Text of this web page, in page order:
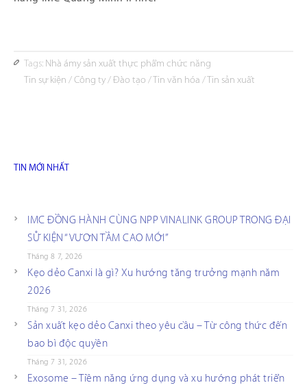
Tags: Nhà ámy sản xuất thực phẩm chức năng
Tin sự kiện /Công ty/Đào tạo /Tin văn hóa /Tin sản xuất
TIN MỚI NHẤT
IMC ĐỒNG HÀNH CÙNG NPP VINALINK GROUP TRONG ĐẠI
SỰ KIỆN “VƯƠN TẦM CAO MỚI”
Tháng 8 7, 2026
Kẹo dẻo Canxi là gì? Xu hướng tăng trưởng mạnh năm
2026
Tháng 7 31, 2026
Sản xuất kẹo dẻo Canxi theo yêu cầu – Từ công thức đến
bao bì độc quyền
Tháng 7 31, 2026
Exosome – Tiềm năng ứng dụng và xu hướng phát triển